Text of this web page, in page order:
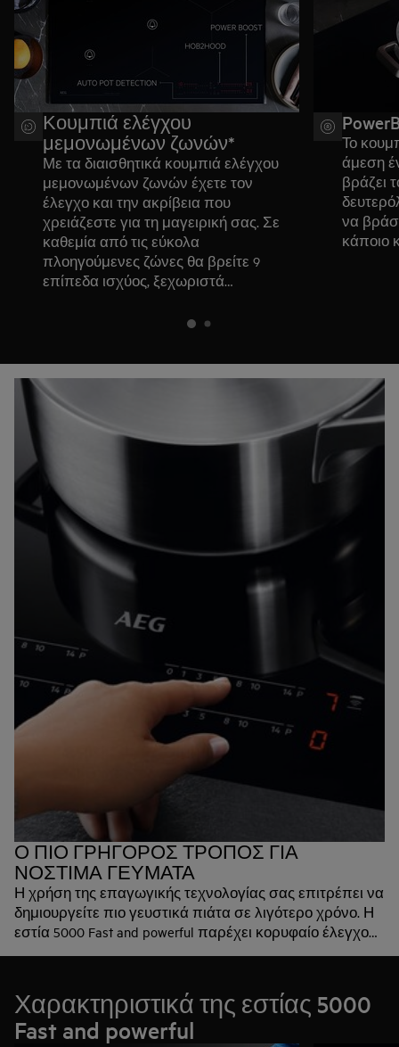
Κουμπιά ελέγχου
μεμονωμένων ζωνών*
Με τα διαισθητικά κουμπιά ελέγχου
μεμονωμένων ζωνών έχετε τον
έλεγχο και την ακρίβεια που
χρειάζεστε για τη μαγειρική σας. Σε
καθεμία από τις εύκολα
πλοηγούμενες ζώνες θα βρείτε 9
επίπεδα ισχύος, ξεχωριστά
ενεργό άγγιγμα, κλείδωμα ασφαλείας
Το
άμεση
βράζει
να
κάποιο
Ο ΠΙΟ ΓΡΗΓΟΡΟΣ ΤΡΟΠΟΣ ΓΙΑ
ΝΟΣΤΙΜΑ ΓΕΥΜΑΤΑ
Η χρήση της επαγωγικής τεχνολογίας σας επιτρέπει να
δημιουργείτε πιο γευστικά πιάτα σε λιγότερο χρόνο. Η
εστία 5000 Fast and powerful παρέχει κορυφαίο έλεγχο
περάσετε από σιγοβράσιμο σε έντονο βρασμό μέσα
σε λίγα δευτερόλεπτα.
Χαρακτηριστικά της εστίας 5000
Fast and powerful